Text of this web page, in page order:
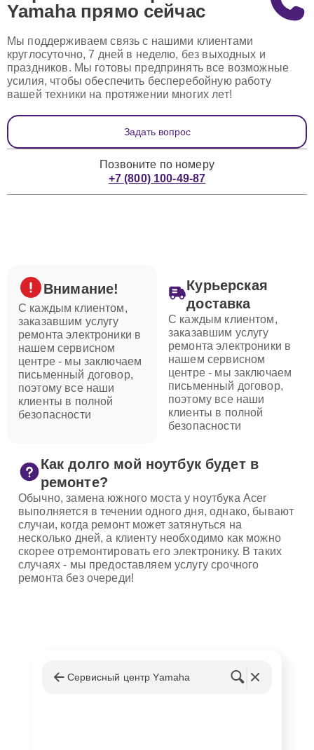
Yamaha прямо сейчас
Мы поддерживаем связь с нашими клиентами
круглосуточно, 7 дней в неделю, без выходных и
праздников. Мы готовы предпринять все возможные
усилия, чтобы обеспечить бесперебойную работу
вашей техники на протяжении многих лет!
Задать вопрос
Позвоните по номеру
+7 (800) 100-49-87
Внимание!
С каждым клиентом,
заказавшим услугу
ремонта электроники в
нашем сервисном
центре - мы заключаем
письменный договор,
поэтому все наши
клиенты в полной
безопасности
Курьерская
доставка
С каждым клиентом,
заказавшим услугу
ремонта электроники в
нашем сервисном
центре - мы заключаем
письменный договор,
поэтому все наши
клиенты в полной
безопасности
Как долго мой ноутбук будет в
ремонте?
Обычно, замена южного моста у ноутбука Acer
выполняется в течении одного дня, однако, бывают
случаи, когда ремонт может затянуться на
несколько дней, а клиенту необходимо как можно
скорее отремонтировать его электронику. В таких
случаях - мы предоставляем услугу срочного
ремонта без очереди!
Сервисный центр Yamaha